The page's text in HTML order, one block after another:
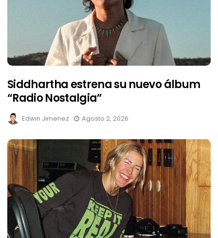
Siddhartha estrena su nuevo álbum
“Radio Nostalgia”
Edwin Jimenez Agosto 2, 2026